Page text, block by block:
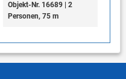
Objekt-Nr. 16689 | 2
Personen, 75 m